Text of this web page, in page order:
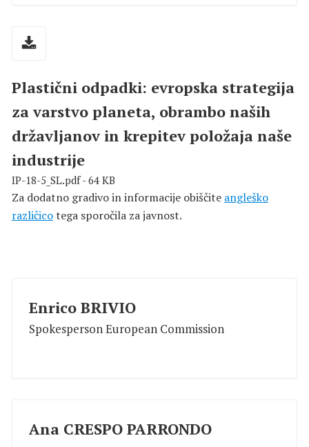
Plastični odpadki: evropska strategija
za varstvo planeta, obrambo naših
državljanov in krepitev položaja naše
industrije
IP-18-5_SL.pdf - 64 KB
Za dodatno gradivo in informacije obiščite angleško
različicotega sporočila za javnost.
Enrico BRIVIO
Spokesperson European Commission
Ana CRESPO PARRONDO